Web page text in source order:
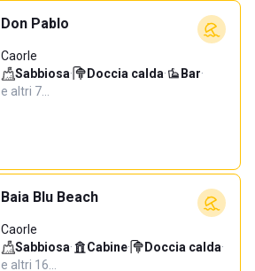
Don Pablo
Caorle
Sabbiosa· Doccia calda· Bar·
e altri 7…
Baia Blu Beach
Caorle
Sabbiosa· Cabine· Doccia calda·
e altri 16…